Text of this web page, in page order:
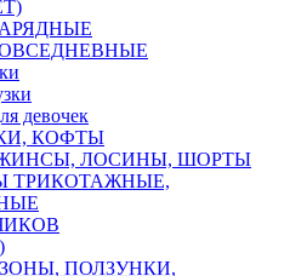
девочек
КОФТЫ
ЛОСИНЫ, ШОРТЫ
ТРИКОТАЖНЫЕ,
ПОЛЗУНКИ,